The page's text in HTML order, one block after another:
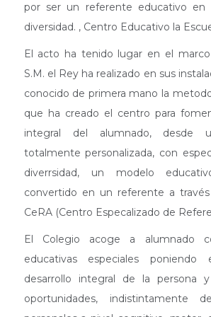
por ser un referente educativo en
diversidad. , Centro Educativo la
El acto ha tenido lugar en el
S.M. el Rey ha realizado en sus
conocido de primera mano la
que ha creado el centro para
integral del alumnado, desde
totalmente personalizada, con
diverrsidad, un modelo
convertido en un referente a
CeRA (Centro Especalizado de
El Colegio acoge a alumnado
educativas especiales
desarrollo integral de la persona
oportunidades, indistintamente